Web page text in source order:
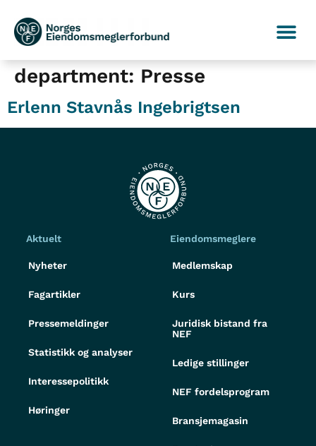
department: Presse
Erlenn Stavnås Ingebrigtsen
Aktuelt
Nyheter
Fagartikler
Pressemeldinger
Statistikk og analyser
Interessepolitikk
Høringer
Eiendomsmeglere
Medlemskap
Kurs
Juridisk bistand fra
NEF
Ledige stillinger
NEF fordelsprogram
Bransjemagasin